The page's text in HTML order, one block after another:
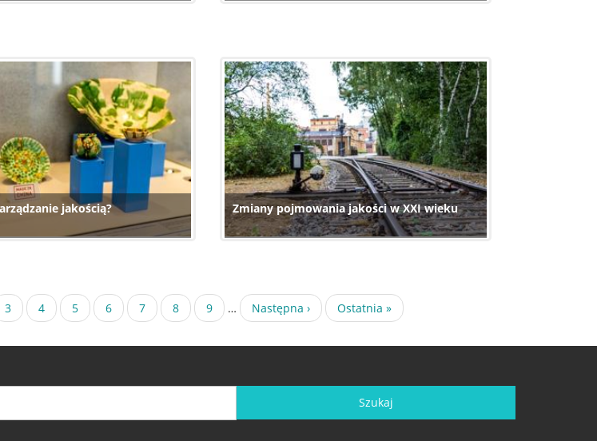
jakością? Zmiany pojmowania jakości w XXI wieku
Strona
3
Bieżąca
strona
4 Strona
5 Strona
6 Strona
7 Strona
8 Strona
9 …
Następna
strona
Następna ›
Ostatnia
strona
Ostatnia »